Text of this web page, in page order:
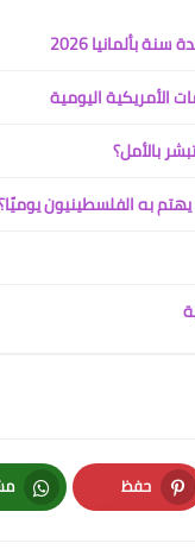
بألمانيا 2026
الأمريكية اليومية
بالأمل؟
به الفلسطينيون
حفظ
Pinterest